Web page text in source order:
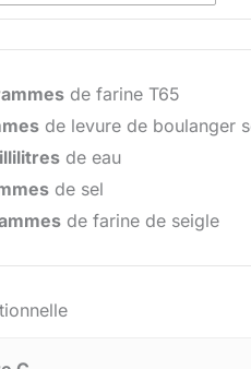
de farine T65
de levure de boulanger
de eau
de sel
de farine de seigle